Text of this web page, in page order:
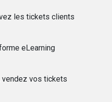
les tickets clients
eLearning
vos tickets